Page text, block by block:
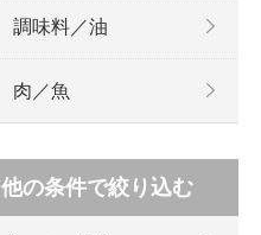
調味料／油
肉／魚
他の条件で絞り込む